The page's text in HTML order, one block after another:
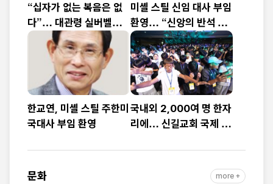
“십자가 없는 복음은 없
다”… 대관령 실버벨교
회 김은호 목사 특별초청
미셸 스틸 신임 대사 부임
환영… “신앙의 반석 위
에 한미동맹 새 도약 기
대”
한교연, 미셸 스틸 주한미
국대사 부임 환영
국내외 2,000여 명 한자
리에… 신길교회 국제 청
성료
문화 more +